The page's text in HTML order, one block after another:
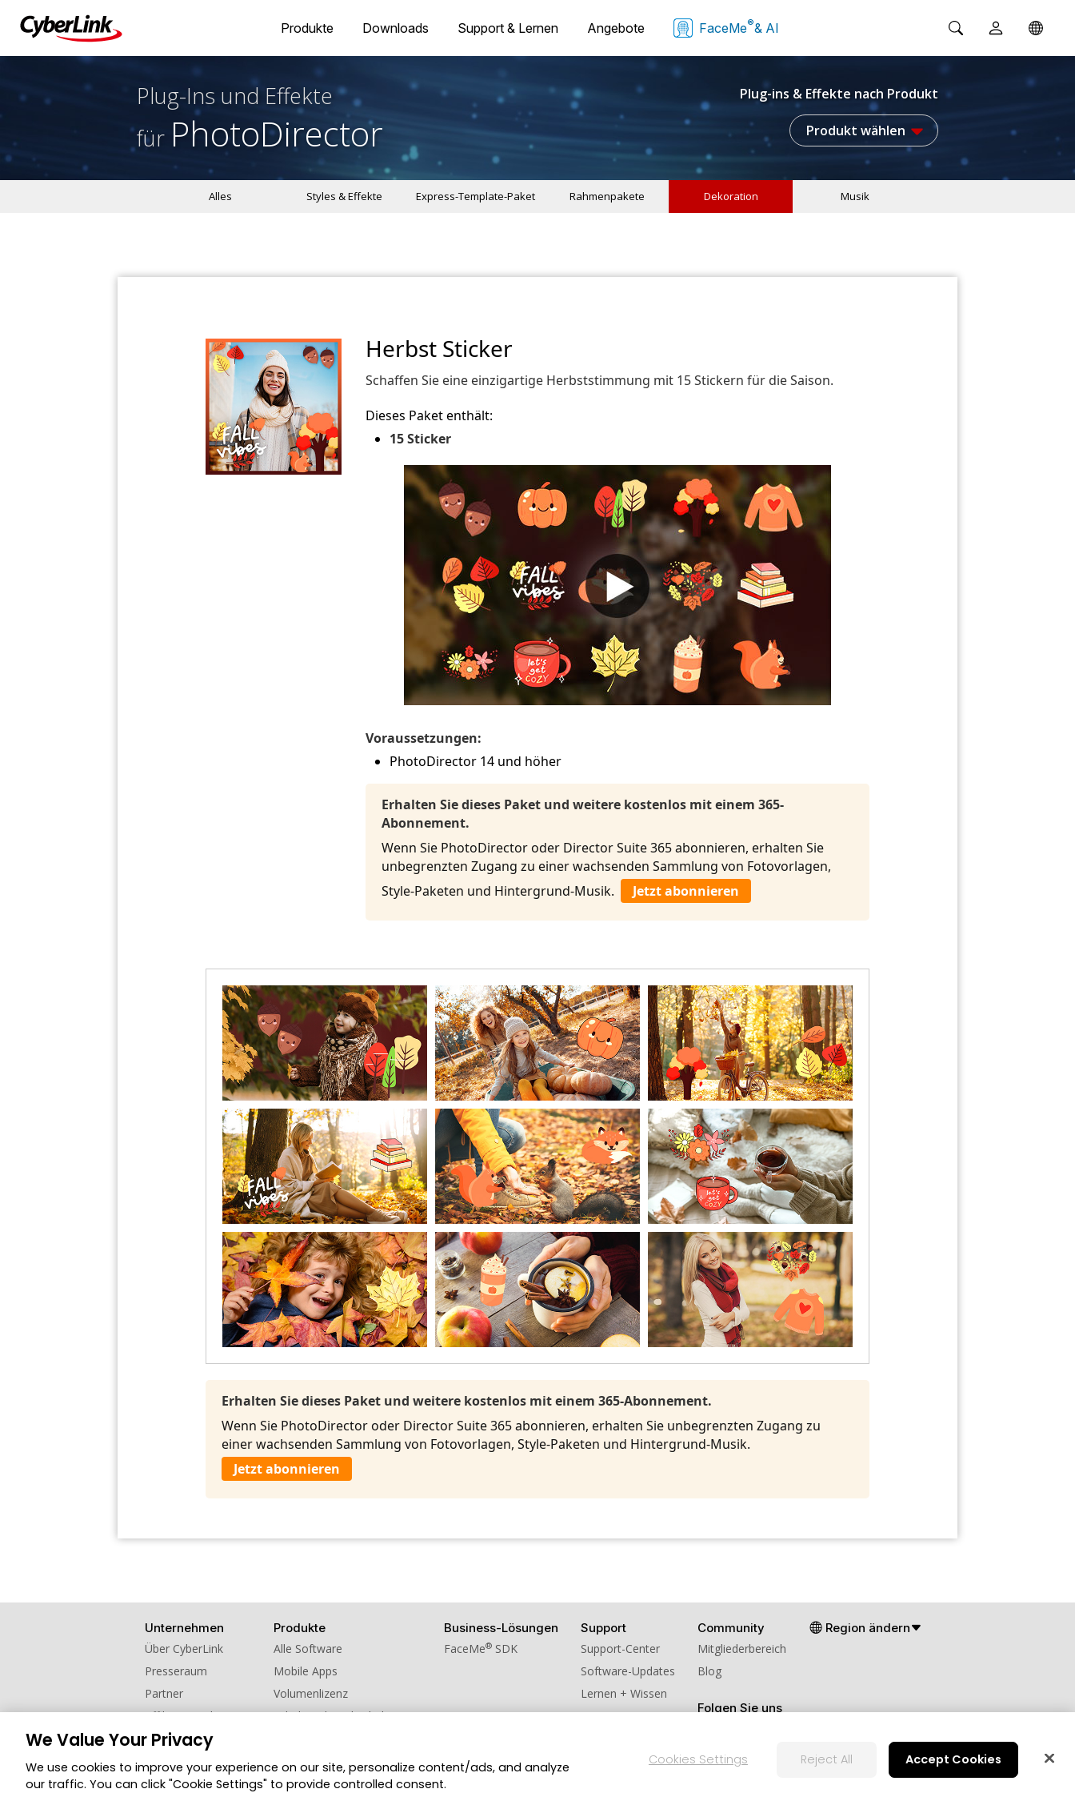
Produkte Downloads Support & Lernen Angebote FaceMe®& AI
Plug-Ins und Effekte
für PhotoDirector
Plug-ins & Effekte nach Produkt
Produkt wählen
Alles Styles & Effekte Express-Template-Paket Rahmenpakete Dekoration Musik
Herbst Sticker
Schaffen Sie eine einzigartige Herbststimmung mit 15 Stickern für die Saison.
Dieses Paket enthält:
15 Sticker
Voraussetzungen:
PhotoDirector 14 und höher
Erhalten Sie dieses Paket und weitere kostenlos mit einem 365-
Abonnement.
Wenn Sie PhotoDirector oder Director Suite 365 abonnieren, erhalten Sie
unbegrenzten Zugang zu einer wachsenden Sammlung von Fotovorlagen,
Style-Paketen und Hintergrund-Musik.
Jetzt abonnieren
Erhalten Sie dieses Paket und weitere kostenlos mit einem 365-Abonnement.
Wenn Sie PhotoDirector oder Director Suite 365 abonnieren, erhalten Sie unbegrenzten Zugang zu
einer wachsenden Sammlung von Fotovorlagen, Style-Paketen und Hintergrund-Musik.
Jetzt abonnieren
Unternehmen
Über CyberLink
Presseraum
Partner
Affiliate werden
Kontaktieren Sie uns
Produkte
Alle Software
Mobile Apps
Volumenlizenz
Schul- und Hochschulversion
Business-Lösungen
FaceMe® SDK
Support
Support-Center
Software-Updates
Lernen + Wissen
Community
Mitgliederbereich
Blog
Folgen Sie uns
Region ändern
© 2026 CyberLink Corp. Alle Rechte vorbehalten. Datenschutzerklärung Impressum
We Value Your Privacy
We use cookies to improve your experience on our site, personalize content/ads, and analyze
our traffic. You can click "Cookie Settings" to provide controlled consent.
Cookies Settings Reject All Accept Cookies